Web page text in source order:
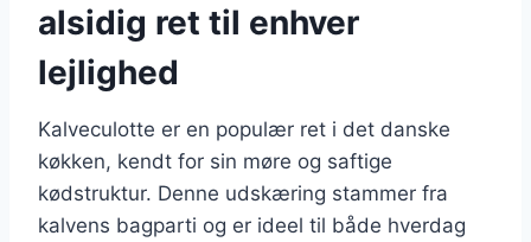
alsidig ret til enhver
lejlighed
Kalveculotte er en populær ret i det danske
køkken, kendt for sin møre og saftige
kødstruktur. Denne udskæring stammer fra
kalvens bagparti og er ideel til både hverdag